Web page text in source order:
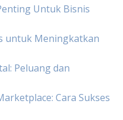
Untuk Bisnis
untuk Meningkatkan
Peluang dan
Cara Sukses